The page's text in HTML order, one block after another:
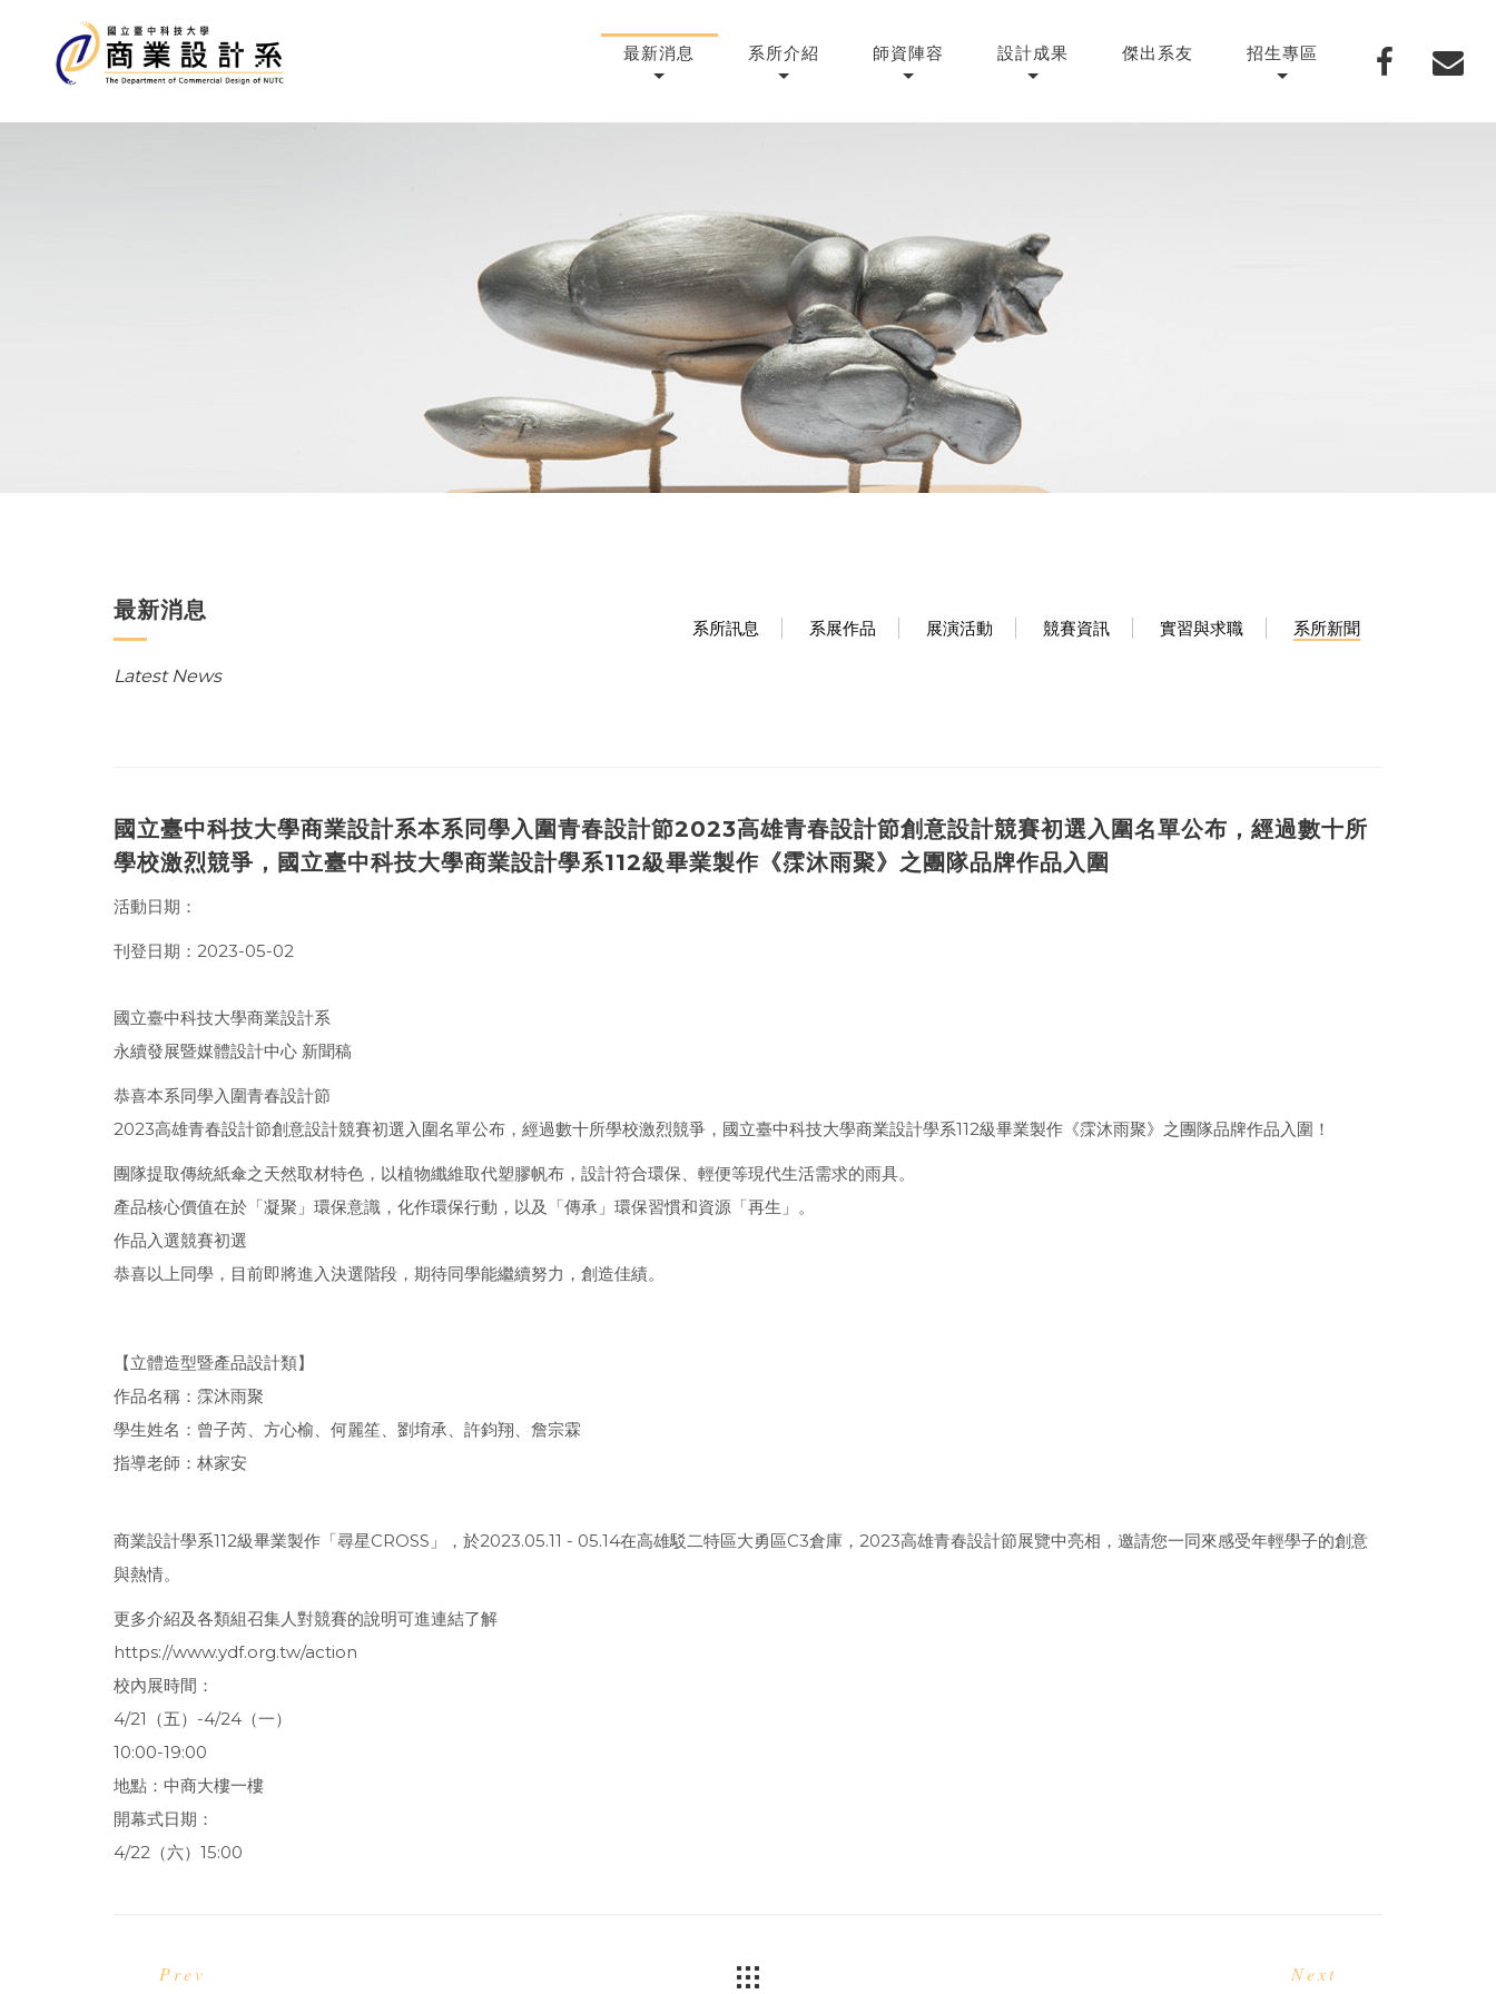
最新消息 系所介紹 師資陣容 設計成果 傑出系友 招生專區
最新消息
Latest News
系所訊息 系展作品 展演活動 競賽資訊 實習與求職 系所新聞
國立臺中科技大學商業設計系本系同學入圍青春設計節2023高雄青春設計節創意設計競賽初選入圍名單公布，經過數十所
學校激烈競爭，國立臺中科技大學商業設計學系112級畢業製作《霂沐雨聚》之團隊品牌作品入圍
活動日期：
刊登日期：2023-05-02
國立臺中科技大學商業設計系
永續發展暨媒體設計中心 新聞稿
恭喜本系同學入圍青春設計節
2023高雄青春設計節創意設計競賽初選入圍名單公布，經過數十所學校激烈競爭，國立臺中科技大學商業設計學系112級畢業製作《霂沐雨聚》之團隊品牌作品入圍！
團隊提取傳統紙傘之天然取材特色，以植物纖維取代塑膠帆布，設計符合環保、輕便等現代生活需求的雨具。
產品核心價值在於「凝聚」環保意識，化作環保行動，以及「傳承」環保習慣和資源「再生」。
作品入選競賽初選
恭喜以上同學，目前即將進入決選階段，期待同學能繼續努力，創造佳績。
【立體造型暨產品設計類】
作品名稱：霂沐雨聚
學生姓名：曾子芮、方心榆、何麗笙、劉堉承、許鈞翔、詹宗霖
指導老師：林家安
商業設計學系112級畢業製作「尋星CROSS」，於2023.05.11 - 05.14在高雄駁二特區大勇區C3倉庫，2023高雄青春設計節展覽中亮相，邀請您一同來感受年輕學子的創意
與熱情。
更多介紹及各類組召集人對競賽的說明可進連結了解
https://www.ydf.org.tw/action
校內展時間：
4/21（五）-4/24（一）
10:00-19:00
地點：中商大樓一樓
開幕式日期：
4/22（六）15:00
Prev Next